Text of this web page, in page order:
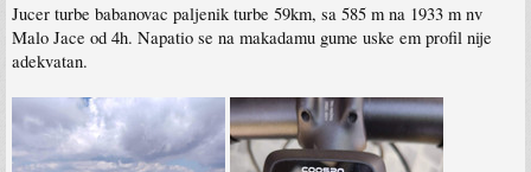
Jucer turbe babanovac paljenik turbe 59km, sa 585 m na 1933 m nv
Malo Jace od 4h. Napatio se na makadamu gume uske em profil nije
adekvatan.